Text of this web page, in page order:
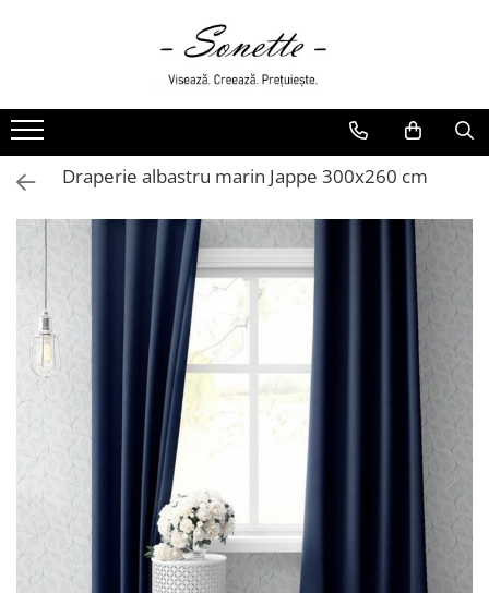
LENJERII DE PAT
LENJERII DE PAT CU PATURA
LENJERII DE PAT CU PILOTA SI
Draperie albastru marin Jappe 300x260 cm